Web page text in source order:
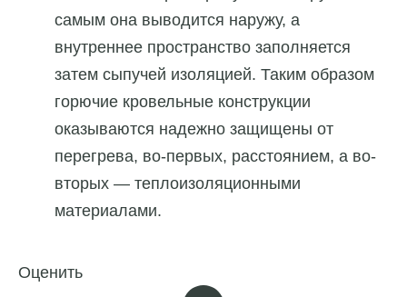
самым она выводится наружу, а
внутреннее пространство заполняется
затем сыпучей изоляцией. Таким образом
горючие кровельные конструкции
оказываются надежно защищены от
перегрева, во-первых, расстоянием, а во-
вторых — теплоизоляционными
материалами.
Оценить